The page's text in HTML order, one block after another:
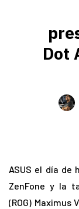
Dot
ASUS el día de
ZenFone y la
(ROG) Maximus